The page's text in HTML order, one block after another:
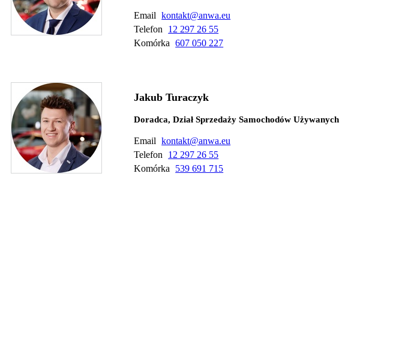
Email kontakt@anwa.eu
Telefon 12 297 26 55
Komórka 607 050 227
Jakub Turaczyk
Doradca, Dział Sprzedaży Samochodów Używanych
Email kontakt@anwa.eu
Telefon 12 297 26 55
Komórka 539 691 715